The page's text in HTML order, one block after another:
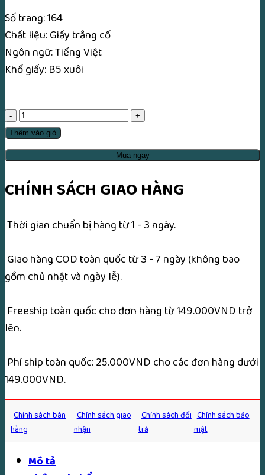
Số trang: 164
Chất liệu: Giấy trắng cổ
Ngôn ngữ: Tiếng Việt
Khổ giấy: B5 xuôi
Phù
Chú
Chi
Học
Đại
Toàn
(Phù
Pháp
Nhập
Môn)
lượng
Thêm vào giỏ
Mua ngay
CHÍNH SÁCH GIAO HÀNG
Thời gian chuẩn bị hàng từ 1 - 3 ngày.
Giao hàng COD toàn quốc từ 3 - 7 ngày (không bao
gồm chủ nhật và ngày lễ).
Freeship toàn quốc cho đơn hàng từ 149.000VND trở
lên.
Phí ship toàn quốc: 25.000VND cho các đơn hàng dưới
149.000VND.
Chính sách bán
hàng
Chính sách giao
nhận
Chính sách đổi
trả
Chính sách bảo
mật
Mô tả